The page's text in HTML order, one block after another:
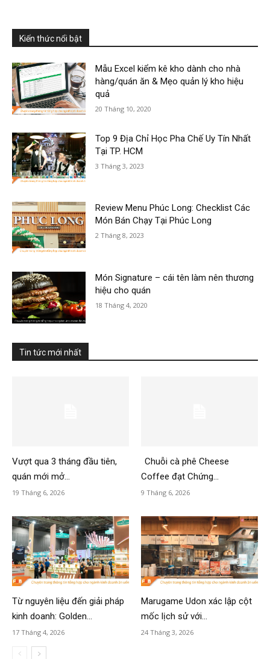
Kiến thức nổi bật
Mẫu Excel kiểm kê kho dành cho nhà
hàng/quán ăn & Mẹo quản lý kho hiệu
quả
20 Tháng 10, 2020
Top 9 Địa Chỉ Học Pha Chế Uy Tín Nhất
Tại TP. HCM
3 Tháng 3, 2023
Review Menu Phúc Long: Checklist Các
Món Bán Chạy Tại Phúc Long
2 Tháng 8, 2023
Món Signature – cái tên làm nên thương
hiệu cho quán
18 Tháng 4, 2020
Tin tức mới nhất
Vượt qua 3 tháng đầu tiên,
quán mới mở...
19 Tháng 6, 2026
Chuỗi cà phê Cheese
Coffee đạt Chứng...
9 Tháng 6, 2026
Từ nguyên liệu đến giải pháp
kinh doanh: Golden...
17 Tháng 4, 2026
Marugame Udon xác lập cột
mốc lịch sử với...
24 Tháng 3, 2026